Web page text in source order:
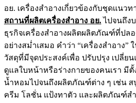
อย. เครื่องสำอางเกี่ยวข้องกับชุดแนว
สถานที่ผลิตเครื่องสำอาง อย.ไปจนถึง
ธุรกิจเครื่องสำอางผลิตผลิตภัณฑ์ที่ปล
อย่างสม่ำเสมอ คำว่า “เครื่องสำอาง
วัสดุที่มีจุดประสงค์เพื่อ ปรับปรุง เปลี่ย
ดูแลใบหน้าหรือร่างกายของคนเรา มีตั้
น้ำหอมไปจนถึงผลิตภัณฑ์ต่าง ๆ เช่น ส
ครีม โลชั่น แป้งทาตัว และผลิตภัณฑ์ส